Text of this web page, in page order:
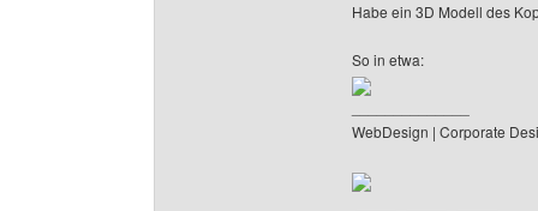
Habe ein 3D Modell des
So in etwa:
WebDesign | Corporate